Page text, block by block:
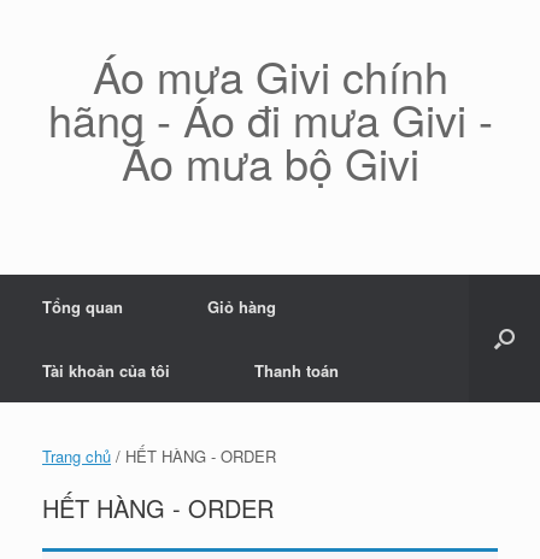
Áo mưa Givi chính
hãng - Áo đi mưa Givi -
Áo mưa bộ Givi
Tổng quan Giỏ hàng
Tài khoản của tôi Thanh toán
Trang chủ / HẾT HÀNG - ORDER
HẾT HÀNG - ORDER